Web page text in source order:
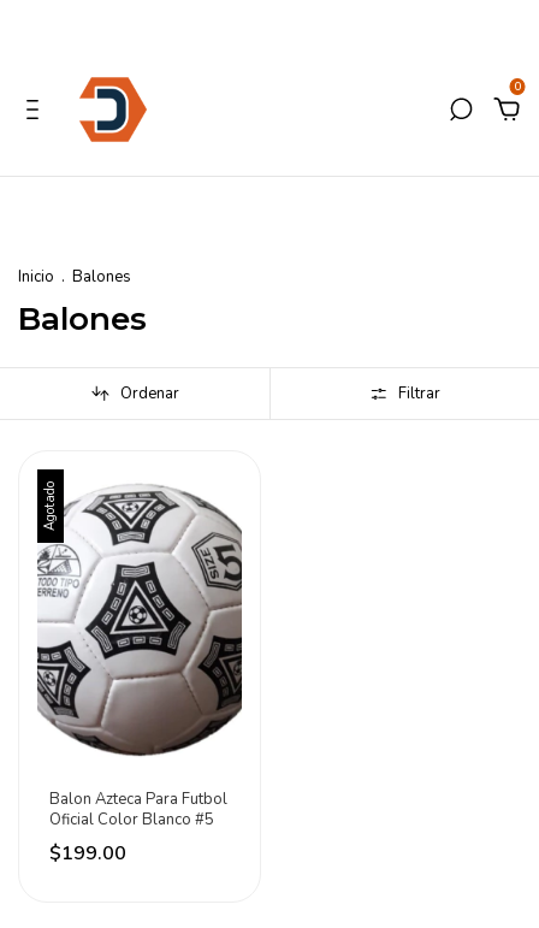
0
Inicio . Balones
Balones
Ordenar Filtrar
Agotado
Balon Azteca Para Futbol
Oficial Color Blanco #5
$199.00